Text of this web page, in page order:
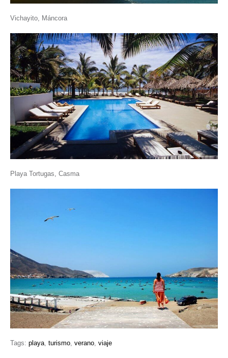
Vichayito, Máncora
Playa Tortugas, Casma
Tags: playa, turismo, verano, viaje